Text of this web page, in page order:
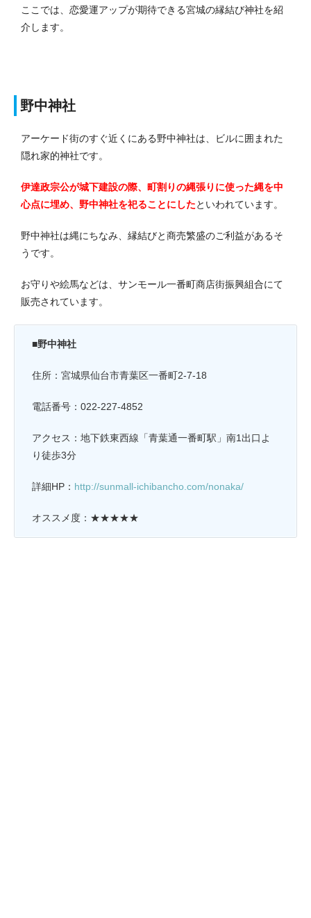
ここでは、恋愛運アップが期待できる宮城の縁結び神社を紹
介します。
野中神社
アーケード街のすぐ近くにある野中神社は、ビルに囲まれた
隠れ家的神社です。
伊達政宗公が城下建設の際、町割りの縄張りに使った縄を中
心点に埋め、野中神社を祀ることにしたといわれています。
野中神社は縄にちなみ、縁結びと商売繁盛のご利益があるそ
うです。
お守りや絵馬などは、サンモール一番町商店街振興組合にて
販売されています。
■野中神社
住所：宮城県仙台市青葉区一番町2-7-18
電話番号：022-227-4852
アクセス：地下鉄東西線「青葉通一番町駅」南1出口よ
り徒歩3分
詳細HP： http://sunmall-ichibancho.com/nonaka/
オススメ度：★★★★★